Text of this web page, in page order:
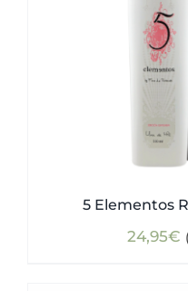
5 Elementos
24,95€